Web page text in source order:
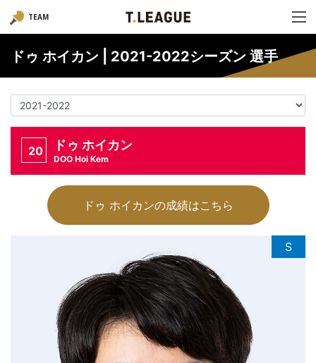
TEAM
ドゥ ホイカン | 2021-2022シーズン 選手
20 ドゥ ホイカン
DOO Hoi Kem
ドゥ ホイカンの成績はこちら
S